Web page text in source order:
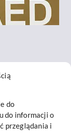
do
do informacji o
przeglądania i